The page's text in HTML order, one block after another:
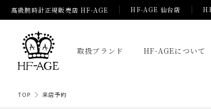
高級腕時計正規販売店 HF-AGE HF-AGE 仙台店
取扱ブランド HF-AGEについて
TOP 来店予約